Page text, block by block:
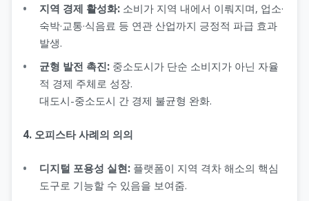
지역 경제 활성화: 소비가 지역 내에서 이뤄지며, 업소·
숙박·교통·식음료 등 연관 산업까지 긍정적 파급 효과
발생.
균형 발전 촉진: 중소도시가 단순 소비지가 아닌 자율
적 경제 주체로 성장.
대도시-중소도시 간 경제 불균형 완화.
4. 오피스타 사례의 의의
디지털 포용성 실현: 플랫폼이 지역 격차 해소의 핵심
도구로 기능할 수 있음을 보여줌.